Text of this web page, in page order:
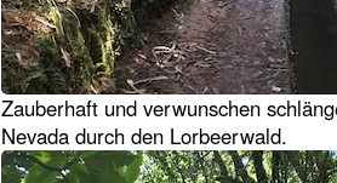
Zauberhaft und verwunschen
Nevada durch den Lorbeerwald.